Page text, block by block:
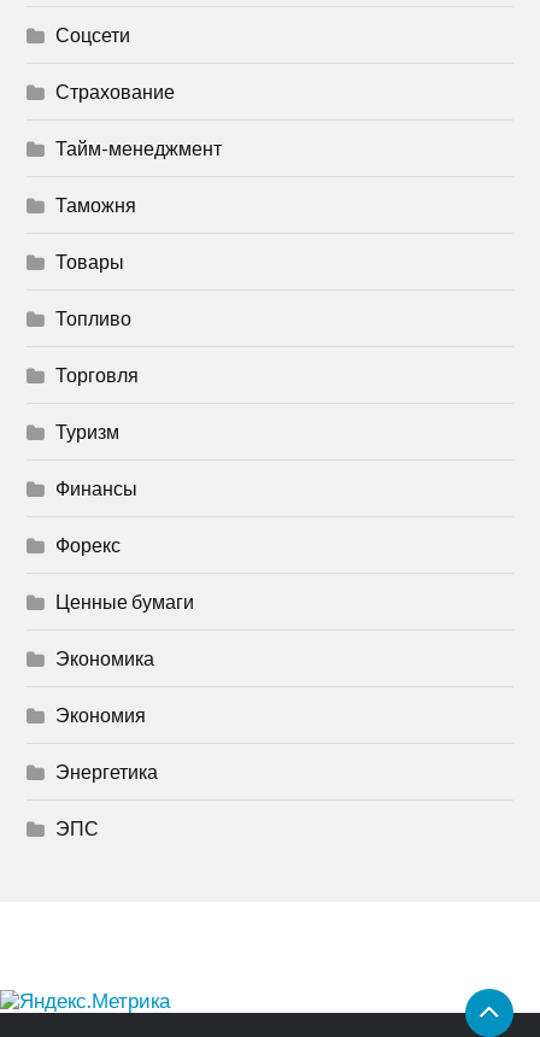
Соцсети
Страхование
Тайм-менеджмент
Таможня
Товары
Топливо
Торговля
Туризм
Финансы
Форекс
Ценные бумаги
Экономика
Экономия
Энергетика
ЭПС